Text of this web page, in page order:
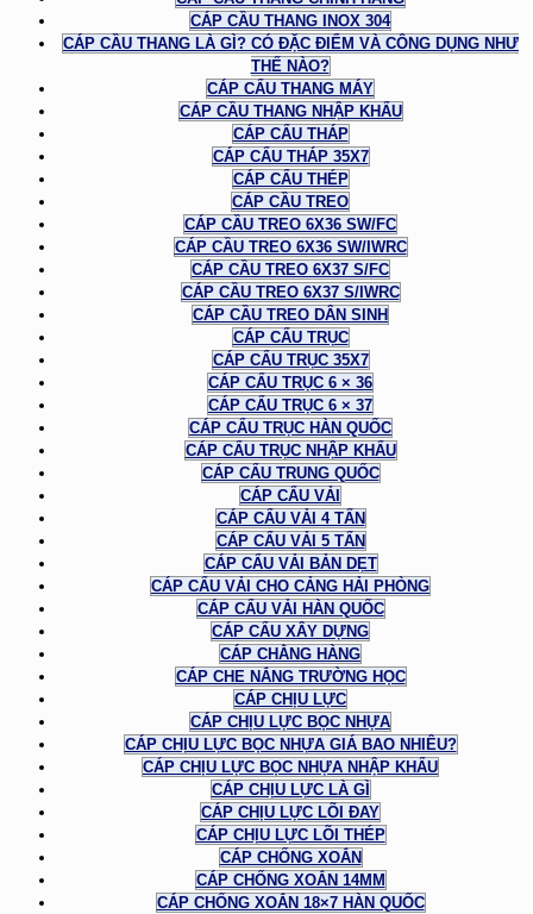
CÁP CẦU THANG INOX 304
CÁP CẦU THANG LÀ GÌ? CÓ ĐẶC ĐIỂM VÀ CÔNG DỤNG NHƯ
THẾ NÀO?
CÁP CẨU THANG MÁY
CÁP CẦU THANG NHẬP KHẨU
CÁP CẨU THÁP
CÁP CẨU THÁP 35X7
CÁP CẨU THÉP
CÁP CẦU TREO
CÁP CẦU TREO 6X36 SW/FC
CÁP CẦU TREO 6X36 SW/IWRC
CÁP CẦU TREO 6X37 S/FC
CÁP CẦU TREO 6X37 S/IWRC
CÁP CẦU TREO DÂN SINH
CÁP CẨU TRỤC
CÁP CẨU TRỤC 35X7
CÁP CẨU TRỤC 6 × 36
CÁP CẨU TRỤC 6 × 37
CÁP CẨU TRỤC HÀN QUỐC
CÁP CẨU TRỤC NHẬP KHẨU
CÁP CẨU TRUNG QUỐC
CÁP CẨU VẢI
CÁP CẨU VẢI 4 TẤN
CÁP CẨU VẢI 5 TẤN
CÁP CẨU VẢI BẢN DẸT
CÁP CẨU VẢI CHO CẢNG HẢI PHÒNG
CÁP CẨU VẢI HÀN QUỐC
CÁP CẨU XÂY DỰNG
CÁP CHẰNG HÀNG
CÁP CHE NẮNG TRƯỜNG HỌC
CÁP CHỊU LỰC
CÁP CHỊU LỰC BỌC NHỰA
CÁP CHỊU LỰC BỌC NHỰA GIÁ BAO NHIÊU?
CÁP CHỊU LỰC BỌC NHỰA NHẬP KHẨU
CÁP CHỊU LỰC LÀ GÌ
CÁP CHỊU LỰC LÕI ĐAY
CÁP CHỊU LỰC LÕI THÉP
CÁP CHỐNG XOẮN
CÁP CHỐNG XOẮN 14MM
CÁP CHỐNG XOẮN 18×7 HÀN QUỐC